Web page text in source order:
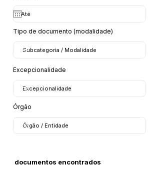
Tipo de documento (modalidade)
Excepcionalidade
Órgão
documentos encontrados